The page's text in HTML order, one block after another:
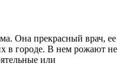
Она прекрасный врач, ее
в городе. В нем рожают не
или